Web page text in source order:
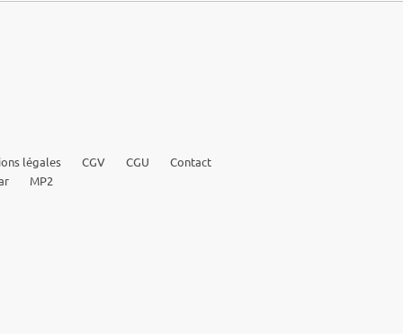
légales CGV CGU
Contact
MP2